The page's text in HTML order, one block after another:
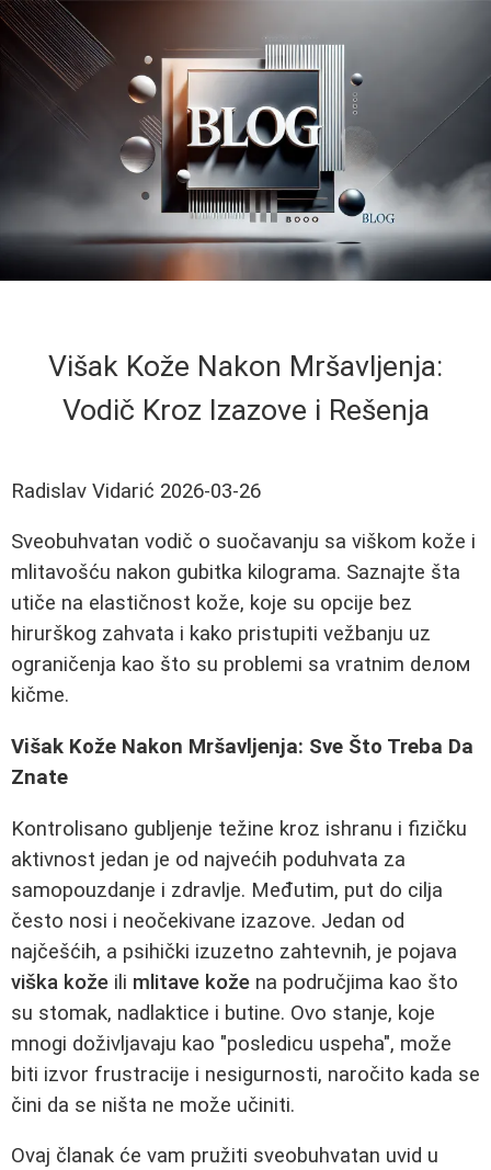
Višak Kože Nakon Mršavljenja:
Vodič Kroz Izazove i Rešenja
Radislav Vidarić 2026-03-26
Sveobuhvatan vodič o suočavanju sa viškom kože i
mlitavošću nakon gubitka kilograma. Saznajte šta
utiče na elastičnost kože, koje su opcije bez
hirurškog zahvata i kako pristupiti vežbanju uz
ograničenja kao što su problemi sa vratnim deлом
kičme.
Višak Kože Nakon Mršavljenja: Sve Što Treba Da
Znate
Kontrolisano gubljenje težine kroz ishranu i fizičku
aktivnost jedan je od najvećih poduhvata za
samopouzdanje i zdravlje. Međutim, put do cilja
često nosi i neočekivane izazove. Jedan od
najčešćih, a psihički izuzetno zahtevnih, je pojava
viška kože ili mlitave kože na područjima kao što
su stomak, nadlaktice i butine. Ovo stanje, koje
mnogi doživljavaju kao "posledicu uspeha", može
biti izvor frustracije i nesigurnosti, naročito kada se
čini da se ništa ne može učiniti.
Ovaj članak će vam pružiti sveobuhvatan uvid u